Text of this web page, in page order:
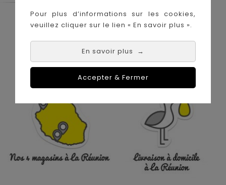
Pour plus d’informations sur les cookies,
veuillez cliquer sur le lien « En savoir plus ».
En savoir plus →
Accepter & Fermer
Le Coin des Petits propose les plus
grandes marques de puériculture aux
meilleurs prix sur l'île de la Réunion !
Nos magasins à
La Réunion :
Achat en ligne :